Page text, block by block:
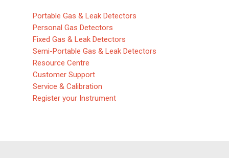
Portable Gas & Leak Detectors
Personal Gas Detectors
Fixed Gas & Leak Detectors
Semi-Portable Gas & Leak Detectors
Resource Centre
Customer Support
Service & Calibration
Register your Instrument